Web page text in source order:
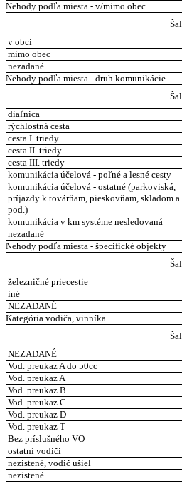
Nehody podľa miesta - v/mimo obec
v obci
mimo obec
nezadané
Nehody podľa miesta - druh komunikácie
diaľnica
rýchlostná cesta
cesta I. triedy
cesta II. triedy
cesta III. triedy
komunikácia účelová - poľné a lesné cesty
komunikácia účelová - ostatné (parkoviská,
príjazdy k továrňam, pieskovňam, skladom a
pod.)
komunikácia v km systéme nesledovaná
nezadané
Nehody podľa miesta - špecifické objekty
železničné priecestie
iné
NEZADANÉ
Kategória vodiča, vinníka
NEZADANÉ
Vod. preukaz A do 50cc
Vod. preukaz A
Vod. preukaz B
Vod. preukaz C
Vod. preukaz D
Vod. preukaz T
Bez príslušného VO
ostatní vodiči
nezistené, vodič ušiel
nezistené